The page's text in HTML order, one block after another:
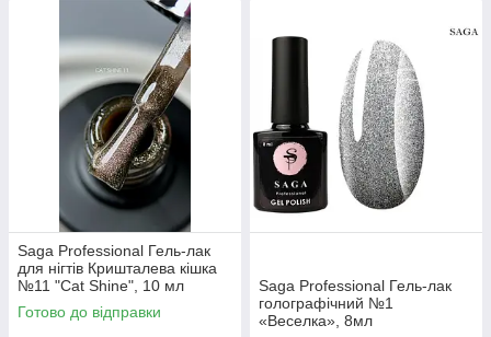
Saga Professional Гель-лак
для нігтів Кришталева кішка
№11 "Cat Shine", 10 мл
Готово до відправки
Saga Professional Гель-лак
голографічний №1
«Веселка», 8мл